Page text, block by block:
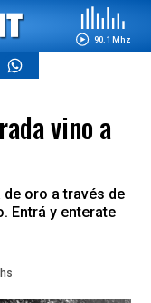
90.1 Mhz
vino a
oro a través de
Entrá y enterate